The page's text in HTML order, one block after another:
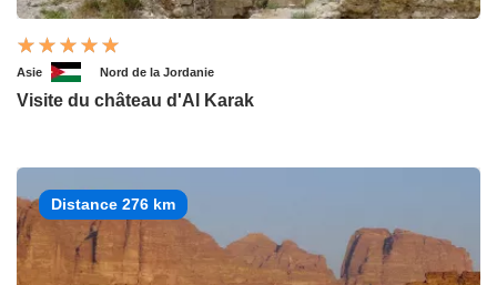
Asie Nord de la Jordanie
Visite du château d'Al Karak
Distance 276 km